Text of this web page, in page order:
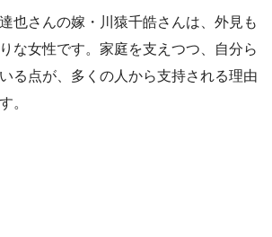
也さんの嫁・川猿千皓さんは、外見も
な女性です。家庭を支えつつ、自分ら
る点が、多くの人から支持される理由
。